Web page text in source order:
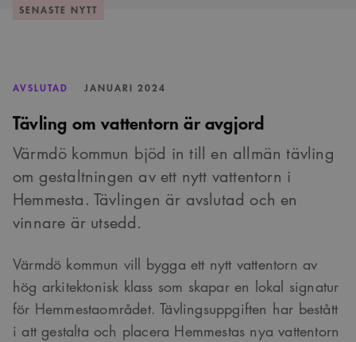
SENASTE NYTT
AVSLUTAD JANUARI 2024
Tävling om vattentorn är avgjord
Värmdö kommun bjöd in till en allmän tävling
om gestaltningen av ett nytt vattentorn i
Hemmesta. Tävlingen är avslutad och en
vinnare är utsedd.
Värmdö kommun vill bygga ett nytt vattentorn av
hög arkitektonisk klass som skapar en lokal signatur
för Hemmestaområdet. Tävlingsuppgiften har bestått
i att gestalta och placera Hemmestas nya vattentorn